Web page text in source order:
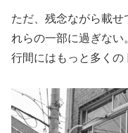
ただ、残念ながら載
れらの一部に過ぎない
行間にはもっと多くの